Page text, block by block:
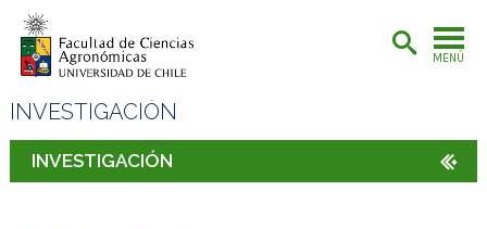
MENÚ
INVESTIGACIÓN
INVESTIGACIÓN